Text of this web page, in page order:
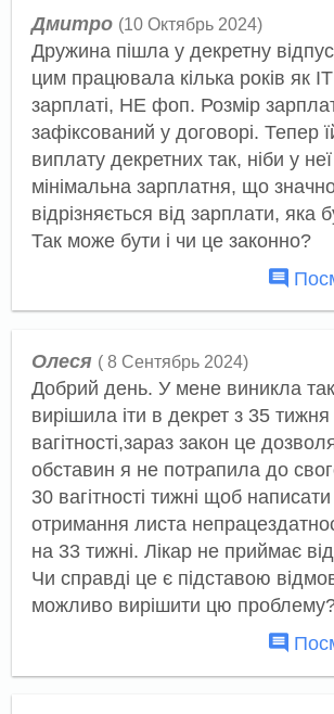
Дмитро (10 Октябрь 2024)
Дружина пішла у декретну
цим працювала кілька років як
зарплаті, НЕ фоп. Розмір
зафіксований у договорі. Тепер
виплату декретних так, ніби у
мінімальна зарплатня, що
відрізняється від зарплати, яка
Так може бути і чи це законно?
Олеся ( 8 Сентябрь 2024)
Добрий день. У мене виникла
вирішила іти в декрет з 35 тижня
вагітності,зараз закон це
обставин я не потрапила до
30 вагітності тижні щоб
отримання листа
на 33 тижні. Лікар не приймає
Чи справді це є підставою
можливо вирішити цю